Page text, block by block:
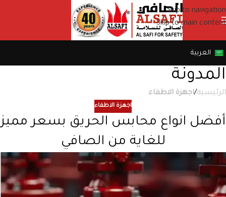
Skip to navigation
Skip to main content
العربية
المدونة
الرئيسية/اجهزة الاطفاء
اجهزة الاطفاء
أفضل انواع محابس الحريق بسعر مميز
للغاية من الصافي